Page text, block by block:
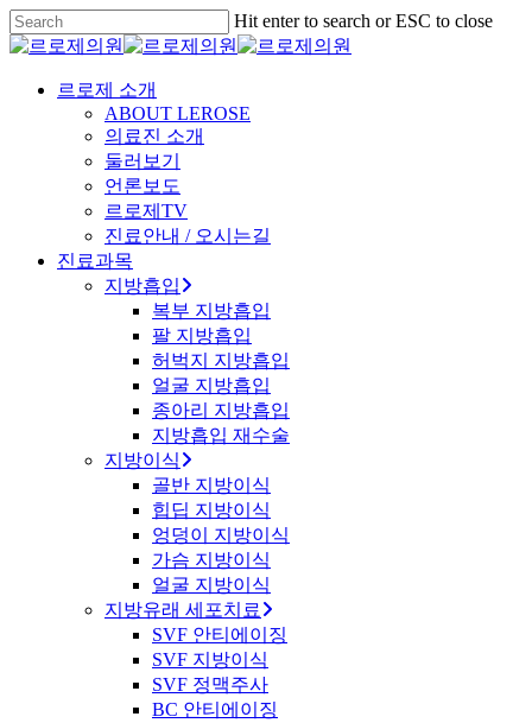
Skip
to
main
content
Hit enter to search or ESC to close
Close
Menu
르로제 소개
ABOUT LEROSE
의료진 소개
둘러보기
언론보도
르로제TV
진료안내 / 오시는길
진료과목
지방흡입
복부 지방흡입
팔 지방흡입
허벅지 지방흡입
얼굴 지방흡입
종아리 지방흡입
지방흡입 재수술
지방이식
골반 지방이식
힙딥 지방이식
엉덩이 지방이식
가슴 지방이식
얼굴 지방이식
지방유래 세포치료
SVF 안티에이징
SVF 지방이식
SVF 정맥주사
BC 안티에이징